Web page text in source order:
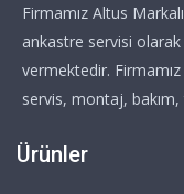
Firmamız Altus
ankastre servisi olarak
vermektedir.
servis, montaj,
Ürünler